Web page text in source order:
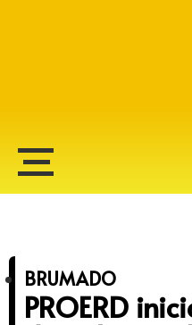
BRUMADO
PROERD